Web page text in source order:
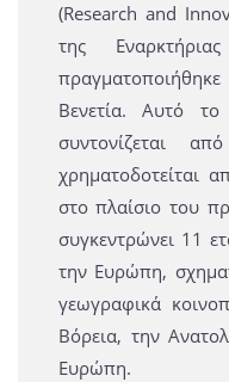
(Research and
της
Βενετία. Αυτό
συντονίζεται
χρηματοδοτείται
στο πλαίσιο του
συγκεντρώνει 11
την Ευρώπη,
γεωγραφικά
Βόρεια, την
Ευρώπη.